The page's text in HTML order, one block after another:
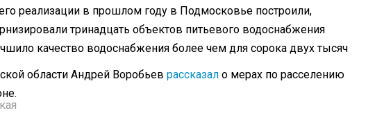
реализации в прошлом году в Подмосковье построили,
тринадцать объектов питьевого водоснабжения
качество водоснабжения более чем для сорока двух тысяч
области Андрей Воробьев рассказал о мерах по расселению